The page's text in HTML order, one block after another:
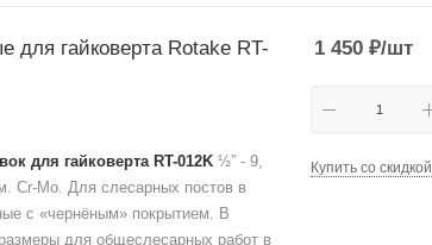
для гайковерта Rotake RT-
для гайковерта RT-012K ½” - 9,
Cr-Mo. Для слесарных постов в
с «чернёным» покрытием. В
для общеслесарных работ в
1 450 ₽/шт
Купить со скидкой